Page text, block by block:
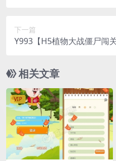
下一篇
Y993【H5植物大战僵尸闯
相关文章
VIP